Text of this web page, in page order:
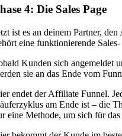
4: Die Sales Page
ist es an deinem Partner,
eine funktionierende
Kunden sich angemeldet
sie an das Ende vom
endet der Affiliate Funnel.
am Ende ist – die
eine Methode, um sich für das